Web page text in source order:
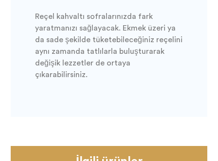
Reçel kahvaltı sofralarınızda fark
yaratmanızı sağlayacak. Ekmek üzeri ya
da sade şekilde tüketebileceğiniz reçelini
aynı zamanda tatlılarla buluşturarak
değişik lezzetler de ortaya
çıkarabilirsiniz.